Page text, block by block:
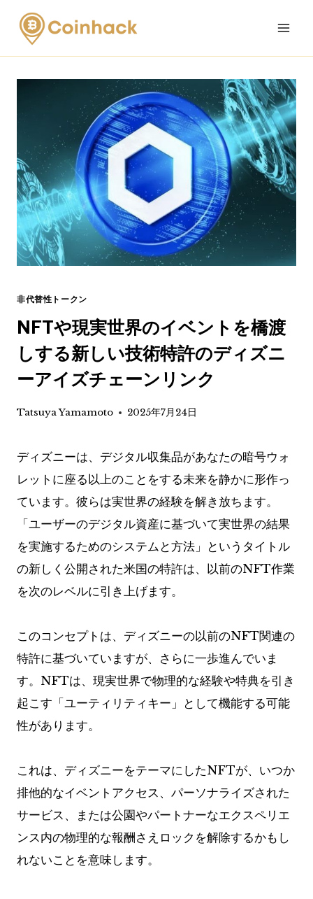
Skip
content
非代替性トークン
NFTや現実世界のイベントを橋渡
しする新しい技術特許のディズニ
ーアイズチェーンリンク
Tatsuya Yamamoto 2025年7月24日
ディズニーは、デジタル収集品があなたの暗号ウォ
レットに座る以上のことをする未来を静かに形作っ
ています。彼らは実世界の経験を解き放ちます。
「ユーザーのデジタル資産に基づいて実世界の結果
を実施するためのシステムと方法」というタイトル
の新しく公開された米国の特許は、以前のNFT作業
を次のレベルに引き上げます。
このコンセプトは、ディズニーの以前のNFT関連の
特許に基づいていますが、さらに一歩進んでいま
す。NFTは、現実世界で物理的な経験や特典を引き
起こす「ユーティリティキー」として機能する可能
性があります。
これは、ディズニーをテーマにしたNFTが、いつか
排他的なイベントアクセス、パーソナライズされた
サービス、または公園やパートナーなエクスペリエ
ンス内の物理的な報酬さえロックを解除するかもし
れないことを意味します。